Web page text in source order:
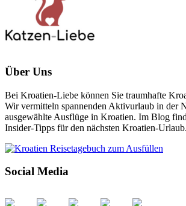
Über Uns
Bei Kroatien-Liebe können Sie traumhafte
Wir vermitteln spannenden Aktivurlaub in der
ausgewählte Ausflüge in Kroatien. Im Blog
Insider-Tipps für den nächsten Kroatien-Urlaub.
Social Media